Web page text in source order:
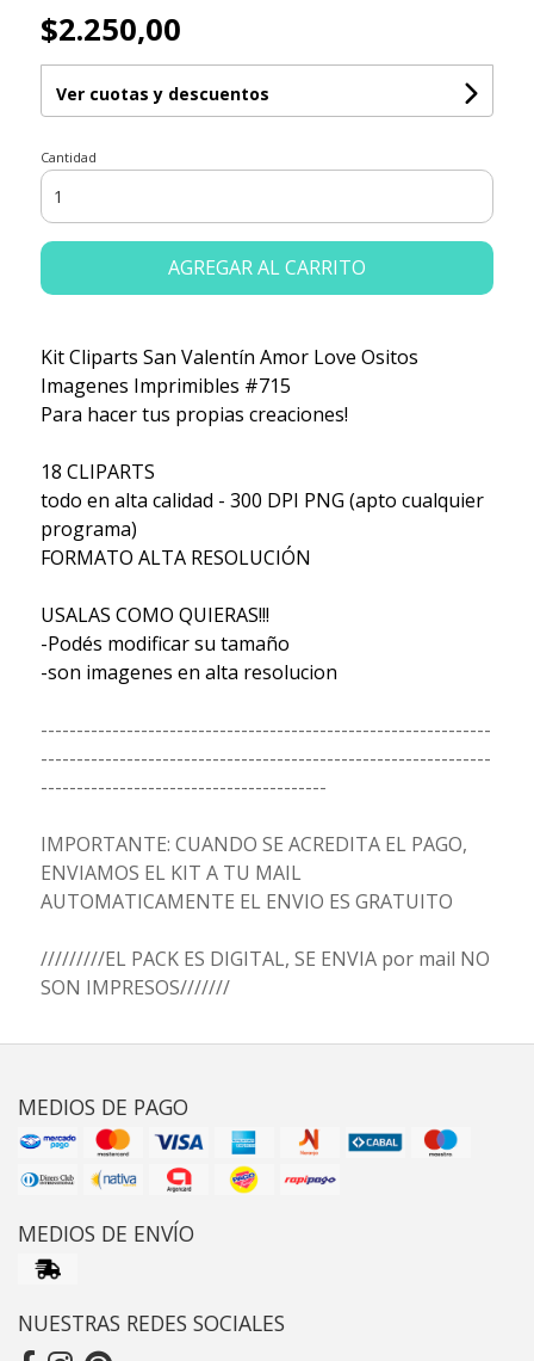
$2.250,00
Ver cuotas y descuentos
Cantidad
AGREGAR AL CARRITO
Kit Cliparts San Valentín Amor Love Ositos
Imagenes Imprimibles #715
Para hacer tus propias creaciones!
18 CLIPARTS
todo en alta calidad - 300 DPI PNG (apto cualquier
programa)
FORMATO ALTA RESOLUCIÓN
USALAS COMO QUIERAS!!!
-Podés modificar su tamaño
-son imagenes en alta resolucion
---------------------------------------------------------------
---------------------------------------------------------------
----------------------------------------
IMPORTANTE: CUANDO SE ACREDITA EL PAGO,
ENVIAMOS EL KIT A TU MAIL
AUTOMATICAMENTE EL ENVIO ES GRATUITO
/////////EL PACK ES DIGITAL, SE ENVIA por mail NO
SON IMPRESOS///////
MEDIOS DE PAGO
MEDIOS DE ENVÍO
NUESTRAS REDES SOCIALES